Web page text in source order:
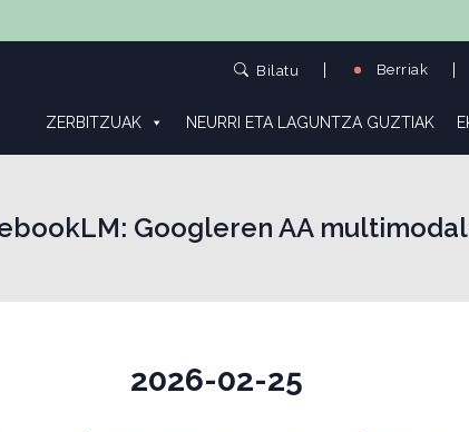
Bilatu Berriak
ZERBITZUAK NEURRI ETA LAGUNTZA GUZTIAK
Googleren AA
2026-02-25